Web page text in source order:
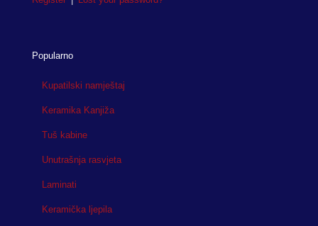
Popularno
Kupatilski namještaj
Keramika Kanjiža
Tuš kabine
Unutrašnja rasvjeta
Laminati
Keramička ljepila